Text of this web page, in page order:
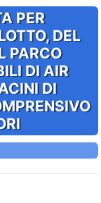
PER
DEL
PARCO
DI AIR
DI